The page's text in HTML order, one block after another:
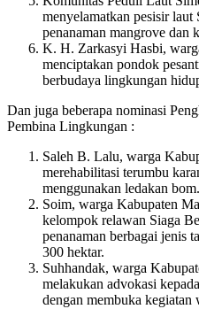
menyelamatkan pesisir laut
penanaman mangrove dan
K. H. Zarkasyi Hasbi,
menciptakan pondok
berbudaya lingkungan
Dan juga beberapa nominasi
Pembina Lingkungan :
Saleh B. Lalu, warga
merehabilitasi terumbu
menggunakan ledakan bom.
Soim, warga Kabupaten
kelompok relawan Siaga
penanaman berbagai jenis
300 hektar.
Suhhandak, warga
melakukan advokasi
dengan membuka kegiatan